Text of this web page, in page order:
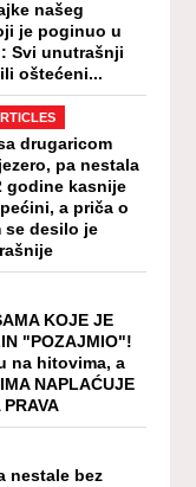
našeg
je poginuo u
Svi unutrašnji
oštećeni...
drugaricom
pa nestala
godine kasnije
a priča o
se desilo je
KOJE JE
"POZAJMIO"!
na hitovima, a
NAPLAĆUJE
nestale bez